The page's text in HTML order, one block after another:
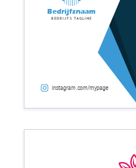
instagram.com/mypage
Bedrijfsnaam
Bedrijfs tagline